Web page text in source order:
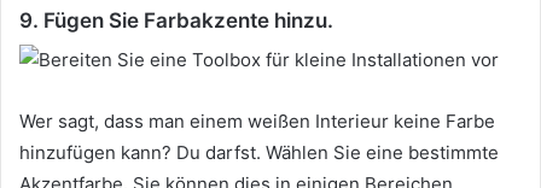
9. Fügen Sie Farbakzente hinzu.
Wer sagt, dass man einem weißen Interieur keine Farbe
hinzufügen kann? Du darfst. Wählen Sie eine bestimmte